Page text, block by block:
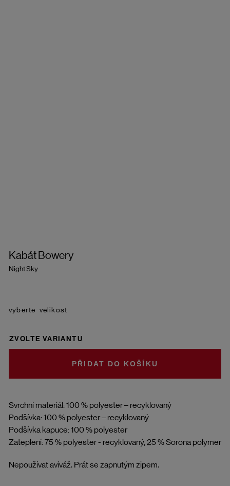
Kabát Bowery
Night Sky
Svrchní materiál: 100 % polyester – recyklovaný
Podšívka: 100 % polyester – recyklovaný
Podšívka kapuce: 100 % polyester
Zateplení: 75 % polyester - recyklovaný, 25 % Sorona polymer
Nepoužívat aviváž. Prát se zapnutým zipem.
velikost
ZVOLTE VARIANTU
DO KOŠÍKU